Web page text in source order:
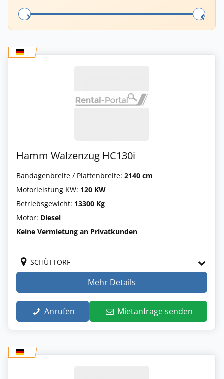
Hamm Walzenzug HC130i
Bandagenbreite / Plattenbreite: 2140 cm
Motorleistung KW: 120 KW
Betriebsgewicht: 13300 Kg
Motor: Diesel
Keine Vermietung an Privatkunden
SCHÜTTORF
Mehr Details
Anrufen Mietanfrage senden